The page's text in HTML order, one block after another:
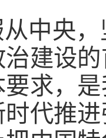
中央
建设
求，
时代推